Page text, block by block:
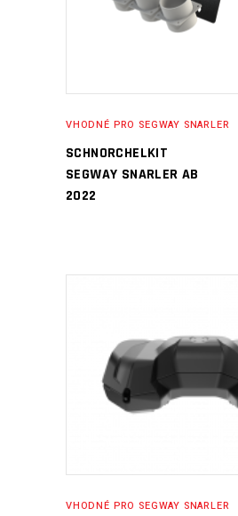
VHODNÉ PRO SEGWAY SNARLER
SCHNORCHELKIT
SEGWAY SNARLER AB
2022
PŘIDAT DO KOŠÍKU
VHODNÉ PRO SEGWAY SNARLER